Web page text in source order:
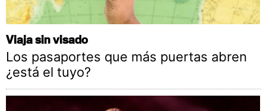
Viaja sin visado
Los pasaportes que más puertas abren
¿está el tuyo?